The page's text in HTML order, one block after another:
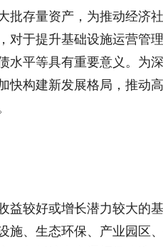
存量资产，为推动经济
于提升基础设施运营管
平等具有重要意义。为
构建新发展格局，推动
较好或增长潜力较大的
、生态环保、产业园区